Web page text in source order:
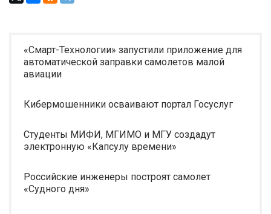
«Смарт-Технологии» запустили приложение для
автоматической заправки самолетов малой
авиации
Кибермошенники осваивают портал Госуслуг
Студенты МИФИ, МГИМО и МГУ создадут
электронную «Капсулу времени»
Российские инженеры построят самолет
«Судного дня»